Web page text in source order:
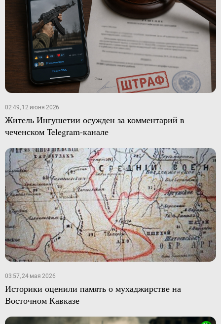
02:49, 12 июня 2026
Житель Ингушетии осужден за комментарий в
чеченском Telegram-канале
03:57, 24 мая 2026
Историки оценили память о мухаджирстве на
Восточном Кавказе